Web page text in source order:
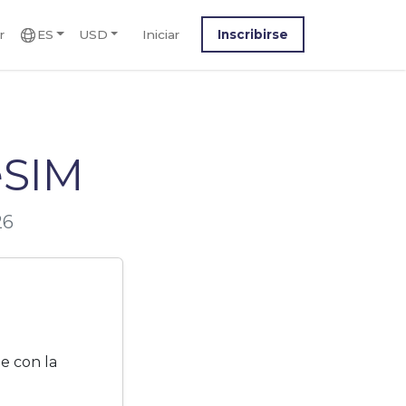
ES USD Iniciar Inscribirse
con la